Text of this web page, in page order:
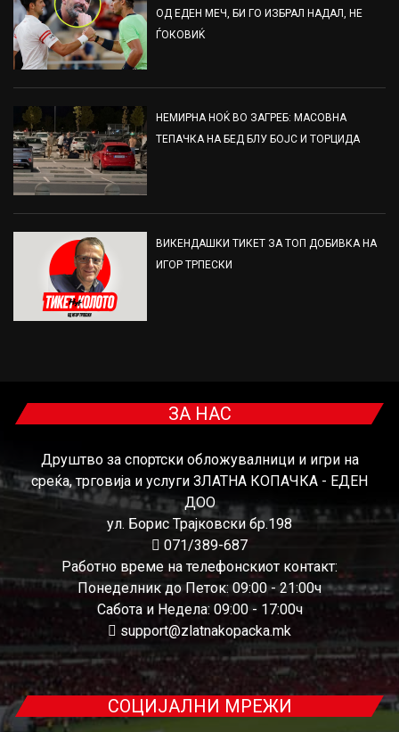
ОД ЕДЕН МЕЧ, БИ ГО ИЗБРАЛ НАДАЛ, НЕ
ЃОКОВИЌ
НЕМИРНА НОЌ ВО ЗАГРЕБ: МАСОВНА
ТЕПАЧКА НА БЕД БЛУ БОЈС И ТОРЦИДА
ВИКЕНДАШКИ ТИКЕТ ЗА ТОП ДОБИВКА НА
ИГОР ТРПЕСКИ
ЗА НАС
Друштво за спортски обложувалници и игри на
среќа, трговија и услуги ЗЛАТНА КОПАЧКА - ЕДЕН
ДОО
ул. Борис Трајковски бр.198
071/389-687
Работно време на телефонскиот контакт:
Понеделник до Петок: 09:00 - 21:00ч
Сабота и Недела: 09:00 - 17:00ч
support@zlatnakopacka.mk
СОЦИЈАЛНИ МРЕЖИ